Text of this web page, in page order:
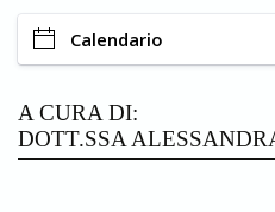
Calendario
A CURA DI:
DOTT.SSA